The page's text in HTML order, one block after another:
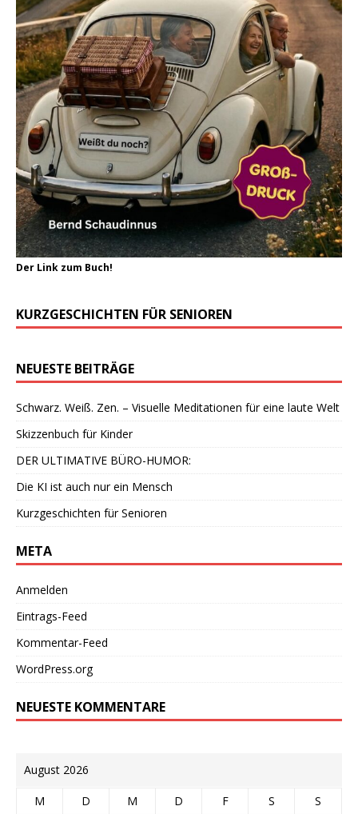
Der Link zum Buch!
KURZGESCHICHTEN FÜR SENIOREN
NEUESTE BEITRÄGE
Schwarz. Weiß. Zen. – Visuelle Meditationen für eine laute Welt
Skizzenbuch für Kinder
DER ULTIMATIVE BÜRO-HUMOR:
Die KI ist auch nur ein Mensch
Kurzgeschichten für Senioren
META
Anmelden
Eintrags-Feed
Kommentar-Feed
WordPress.org
NEUESTE KOMMENTARE
August 2026
M D M D F S
S